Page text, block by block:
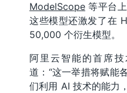
ModelScope 等平台
这些模型还激发了在
50,000 个衍生模型。
阿里云智能的首席
道：“这一举措将赋能
们利用 AI 技术的能力